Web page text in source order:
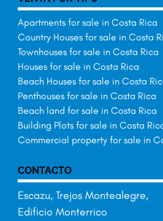
Apartments for sale in Costa Rica
Country Houses for sale in Costa
Townhouses for sale in Costa Rica
Houses for sale in Costa Rica
Beach Houses for sale in Costa
Penthouses for sale in Costa Rica
Beach land for sale in Costa Rica
Building Plots for sale in Costa
Commercial property for sale in
CONTACTO
Escazu, Trejos Montealegre,
Edificio Monterrico